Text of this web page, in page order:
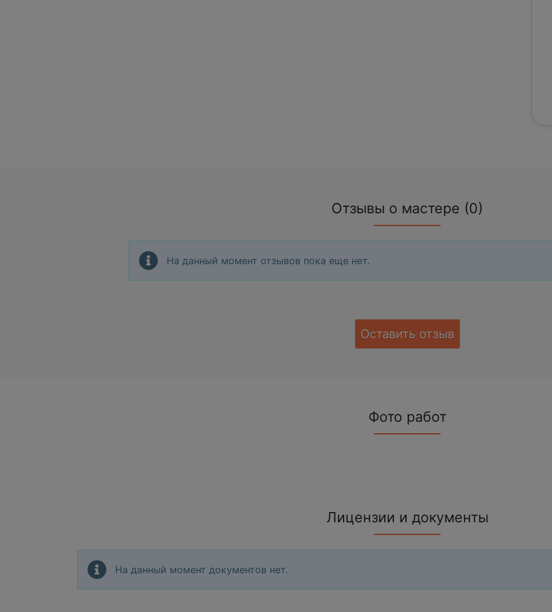
Отзывы о мастере (0)
На данный момент отзывов пока еще нет.
Оставить отзыв
Фото работ
Лицензии и документы
На данный момент документов нет.